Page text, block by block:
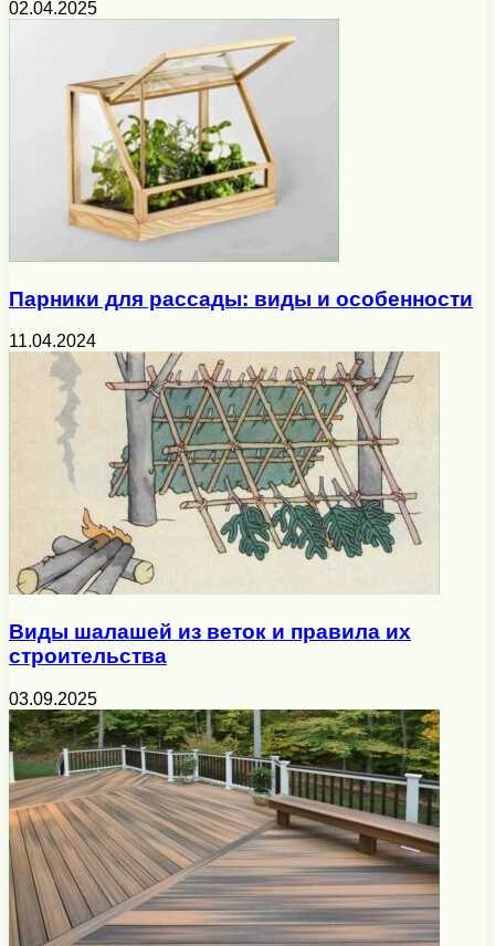
02.04.2025
Парники для рассады: виды и особенности
11.04.2024
Виды шалашей из веток и правила их
строительства
03.09.2025